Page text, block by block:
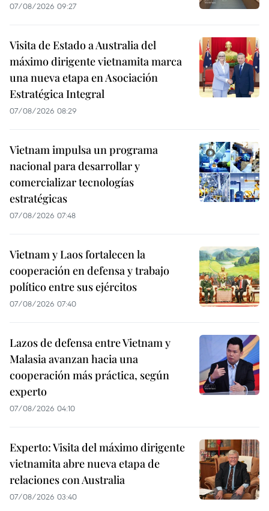
07/08/2026 09:27
Visita de Estado a Australia del
máximo dirigente vietnamita marca
una nueva etapa en Asociación
Estratégica Integral
07/08/2026 08:29
Vietnam impulsa un programa
nacional para desarrollar y
comercializar tecnologías
estratégicas
07/08/2026 07:48
Vietnam y Laos fortalecen la
cooperación en defensa y trabajo
político entre sus ejércitos
07/08/2026 07:40
Lazos de defensa entre Vietnam y
Malasia avanzan hacia una
cooperación más práctica, según
experto
07/08/2026 04:10
Experto: Visita del máximo dirigente
vietnamita abre nueva etapa de
relaciones con Australia
07/08/2026 03:40